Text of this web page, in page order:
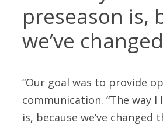
preseason is,
we’ve
“Our goal was to provide
communication. “The way
is, because we’ve changed